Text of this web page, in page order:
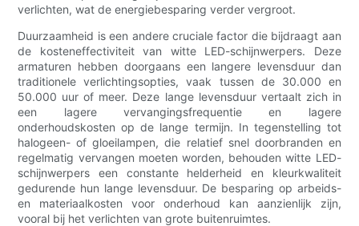
verlichten, wat de energiebesparing verder vergroot.
Duurzaamheid is een andere cruciale factor die bijdraagt ​​aan
de kosteneffectiviteit van witte LED-schijnwerpers. Deze
armaturen hebben doorgaans een langere levensduur dan
traditionele verlichtingsopties, vaak tussen de 30.000 en
50.000 uur of meer. Deze lange levensduur vertaalt zich in
een lagere vervangingsfrequentie en lagere
onderhoudskosten op de lange termijn. In tegenstelling tot
halogeen- of gloeilampen, die relatief snel doorbranden en
regelmatig vervangen moeten worden, behouden witte LED-
schijnwerpers een constante helderheid en kleurkwaliteit
gedurende hun lange levensduur. De besparing op arbeids-
en materiaalkosten voor onderhoud kan aanzienlijk zijn,
vooral bij het verlichten van grote buitenruimtes.